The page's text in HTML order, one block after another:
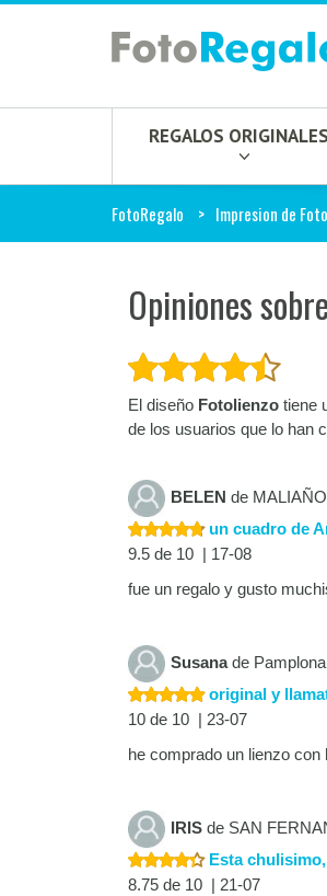
REGALOS ORIGINALES
FotoRegalo Impresion de
Opiniones
El diseño Fotolienzo tiene
de los usuarios que lo han
BELEN de
un cuadro de
9.5 de 10 | 17-08
fue un regalo y gusto
Susanade
original y
10 de 10 | 23-07
he comprado un lienzo
IRIS de SAN
Esta
8.75 de 10 | 21-07